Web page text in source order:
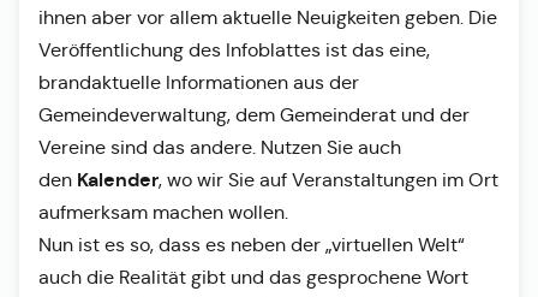
ihnen aber vor allem aktuelle Neuigkeiten geben. Die
Veröffentlichung des Infoblattes ist das eine,
brandaktuelle Informationen aus der
Gemeindeverwaltung, dem Gemeinderat und der
Vereine sind das andere. Nutzen Sie auch
den Kalender, wo wir Sie auf Veranstaltungen im Ort
aufmerksam machen wollen.
Nun ist es so, dass es neben der „virtuellen Welt“
auch die Realität gibt und das gesprochene Wort